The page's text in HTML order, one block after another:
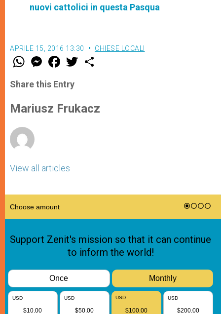
nuovi cattolici in questa Pasqua
APRILE 15, 2016 13:30 CHIESE LOCALI
W
t
s
p
p
M
e
s
e
g
e
F
a
e
b
o
k
w
r
Share this Entry
Mariusz Frukacz
View all articles